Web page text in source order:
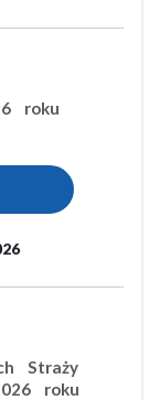
roku
Straży
roku